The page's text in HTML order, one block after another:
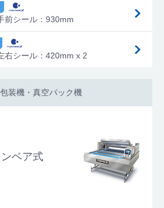
前シール：930mm
右シール：420mm x 2
装機・真空パック機
ベア式